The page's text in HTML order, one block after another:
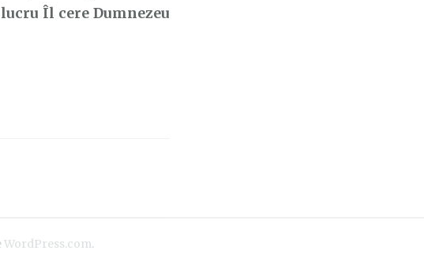
Îl cere Dumnezeu
WordPress.com.